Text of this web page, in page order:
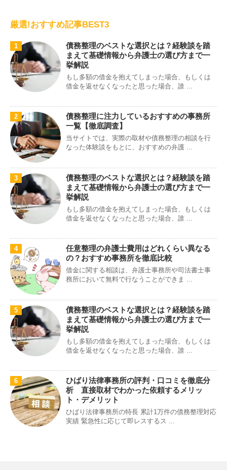
厳選!おすすめ記事BEST3
1
債務整理のベストな選択とは？経験談を踏
まえて基礎情報から弁護士の選び方まで一
挙解説
もし多額の借金を抱えてしまった場合、もしくは
借金を返せなくなったと思った場合、誰 ...
2
債務整理に注力しているおすすめの事務所
一覧【徹底調査】
当サイトでは、実際の取材や債務整理の相談を行
なった体験談をもとに、おすすめの弁護 ...
3
債務整理のベストな選択とは？経験談を踏
まえて基礎情報から弁護士の選び方まで一
挙解説
もし多額の借金を抱えてしまった場合、もしくは
借金を返せなくなったと思った場合、誰 ...
4
任意整理の弁護士費用はどれくらい異なる
の？おすすめ事務所を徹底比較
借金に関する相談は、弁護士事務所や司法書士事
務所において無料で行なうことができま ...
5
債務整理のベストな選択とは？経験談を踏
まえて基礎情報から弁護士の選び方まで一
挙解説
もし多額の借金を抱えてしまった場合、もしくは
借金を返せなくなったと思った場合、誰 ...
6
ひばり法律事務所の評判・口コミを徹底分
析 直接取材でわかった依頼するメリッ
ト・デメリット
ひばり法律事務所の特長 累計1万件の債務整理対応
実績 緊急性に応じて即レスするス ...